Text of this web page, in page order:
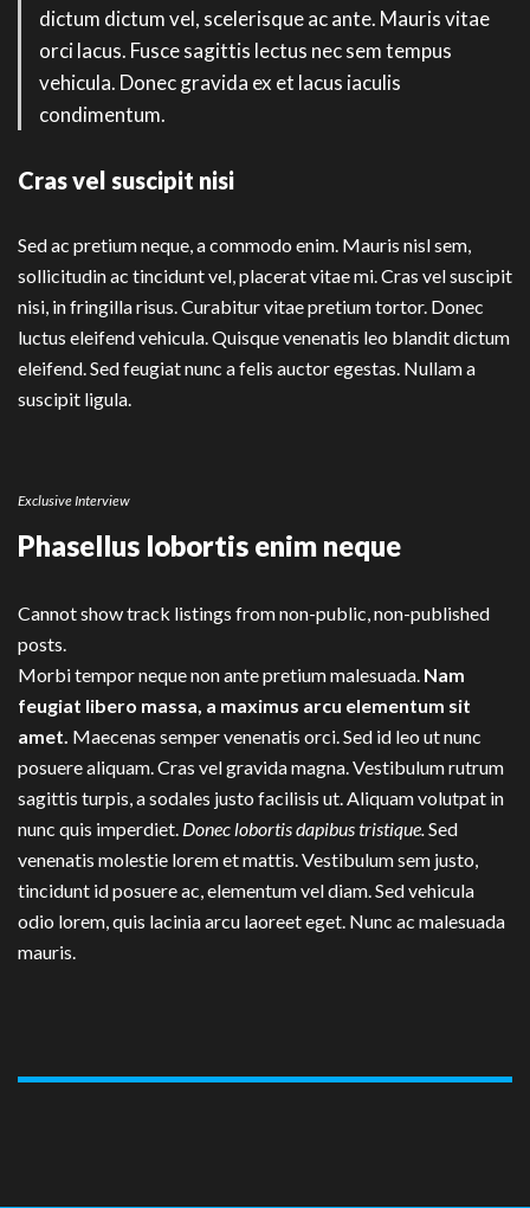
dictum dictum vel, scelerisque ac ante. Mauris vitae
orci lacus. Fusce sagittis lectus nec sem tempus
vehicula. Donec gravida ex et lacus iaculis
condimentum.
Cras vel suscipit nisi
Sed ac pretium neque, a commodo enim. Mauris nisl sem,
sollicitudin ac tincidunt vel, placerat vitae mi. Cras vel suscipit
nisi, in fringilla risus. Curabitur vitae pretium tortor. Donec
luctus eleifend vehicula. Quisque venenatis leo blandit dictum
eleifend. Sed feugiat nunc a felis auctor egestas. Nullam a
suscipit ligula.
Exclusive Interview
Phasellus lobortis enim neque
Cannot show track listings from non-public, non-published
posts.
Morbi tempor neque non ante pretium malesuada. Nam
feugiat libero massa, a maximus arcu elementum sit
amet. Maecenas semper venenatis orci. Sed id leo ut nunc
posuere aliquam. Cras vel gravida magna. Vestibulum rutrum
sagittis turpis, a sodales justo facilisis ut. Aliquam volutpat in
nunc quis imperdiet. Donec lobortis dapibus tristique.Sed
venenatis molestie lorem et mattis. Vestibulum sem justo,
tincidunt id posuere ac, elementum vel diam. Sed vehicula
odio lorem, quis lacinia arcu laoreet eget. Nunc ac malesuada
mauris.